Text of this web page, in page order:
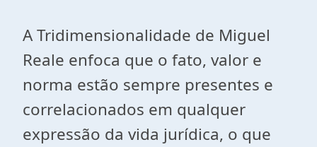
A Tridimensionalidade de Miguel
Reale enfoca que o fato, valor e
norma estão sempre presentes e
correlacionados em qualquer
expressão da vida jurídica, o que